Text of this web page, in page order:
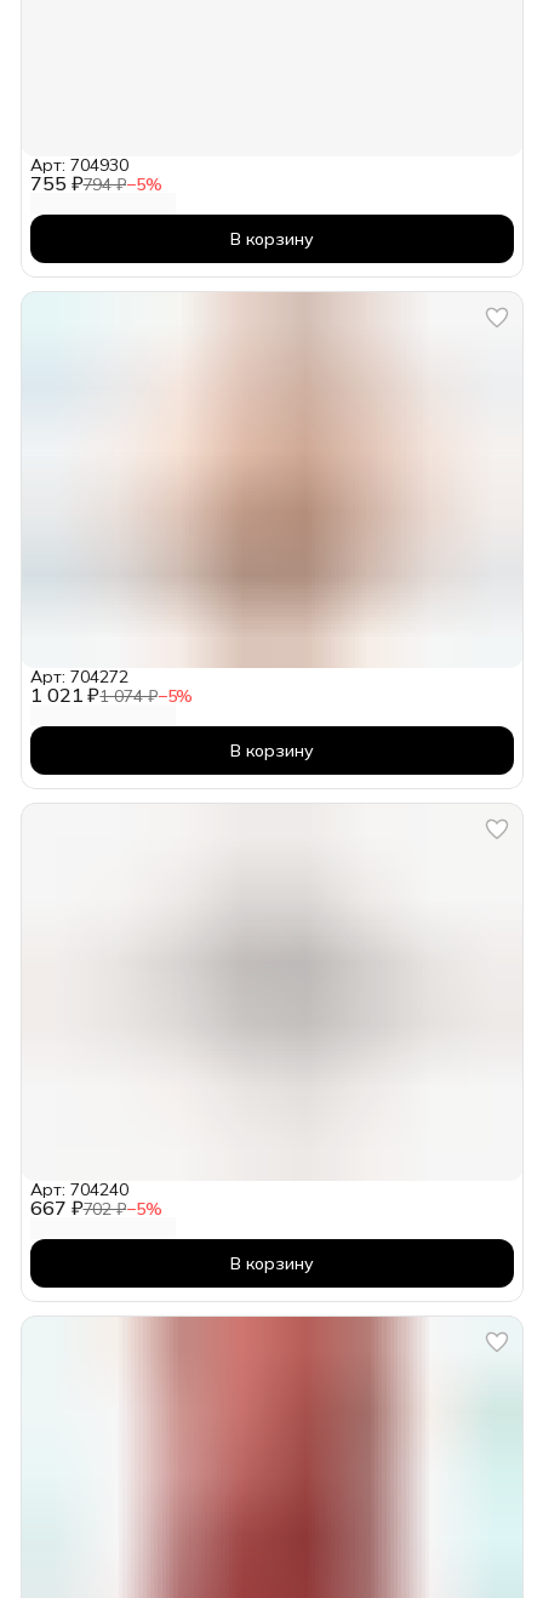
755 ₽794 ₽−5%
Арт: 704930
В корзину
1 021 ₽1 074 ₽−5%
Арт: 704272
В корзину
667 ₽702 ₽−5%
Арт: 704240
В корзину